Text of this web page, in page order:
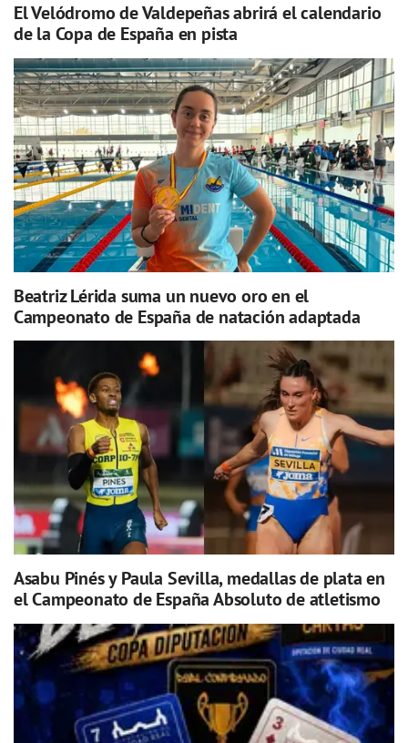
El Velódromo de Valdepeñas abrirá el calendario
de la Copa de España en pista
Beatriz Lérida suma un nuevo oro en el
Campeonato de España de natación adaptada
Asabu Pinés y Paula Sevilla, medallas de plata en
el Campeonato de España Absoluto de atletismo